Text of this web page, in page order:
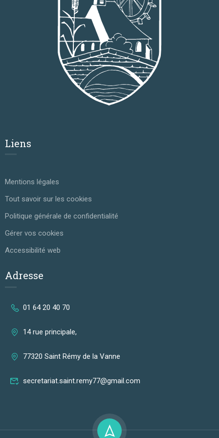
Liens
Mentions légales
Tout savoir sur les cookies
Politique générale de confidentialité
Gérer vos cookies
Accessibilité web
Adresse
01 64 20 40 70
14 rue principale,
77320 Saint Rémy de la Vanne
secretariat.saint.remy77@gmail.com